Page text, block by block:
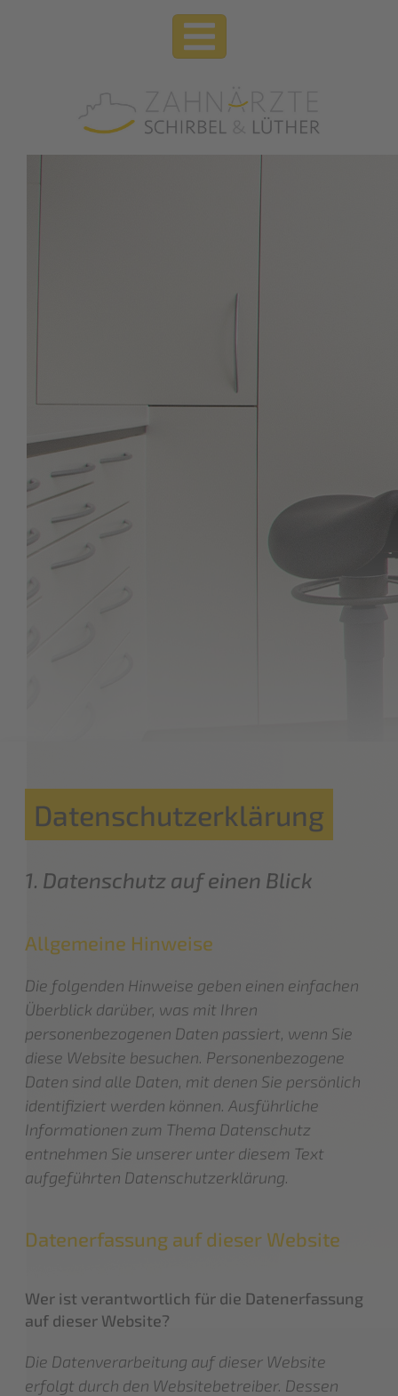
Datenschutzerklärung
1. Datenschutz auf einen Blick
Allgemeine Hinweise
Die folgenden Hinweise geben einen einfachen
Überblick darüber, was mit Ihren
personenbezogenen Daten passiert, wenn Sie
diese Website besuchen. Personenbezogene
Daten sind alle Daten, mit denen Sie persönlich
identifiziert werden können. Ausführliche
Informationen zum Thema Datenschutz
entnehmen Sie unserer unter diesem Text
aufgeführten Datenschutzerklärung.
Datenerfassung auf dieser Website
Wer ist verantwortlich für die Datenerfassung
auf dieser Website?
Die Datenverarbeitung auf dieser Website
erfolgt durch den Websitebetreiber. Dessen